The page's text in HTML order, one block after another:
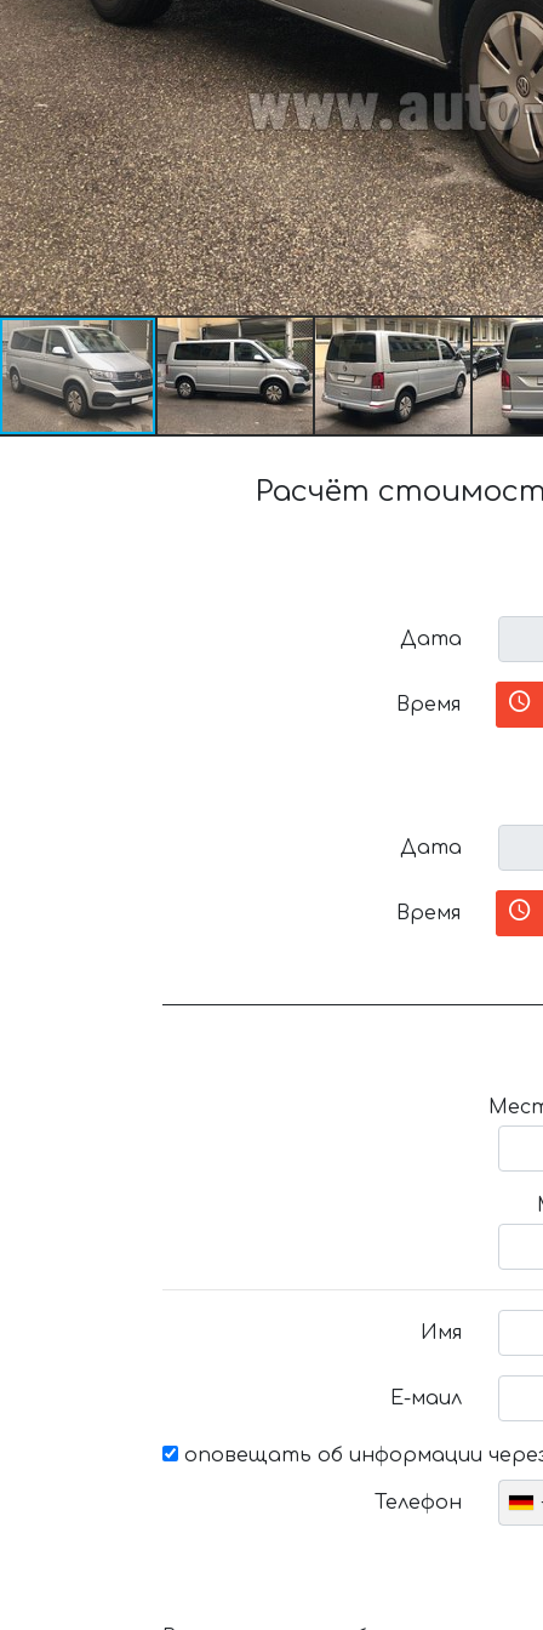
Расчёт
Дата
Время
Дата
Время
Имя
Е-маил
оповещать об информации
Телефон